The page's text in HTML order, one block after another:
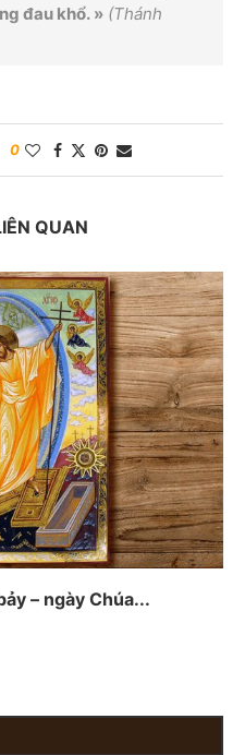
đau khổ. » (Thánh
0
QUAN
– ngày Chúa...